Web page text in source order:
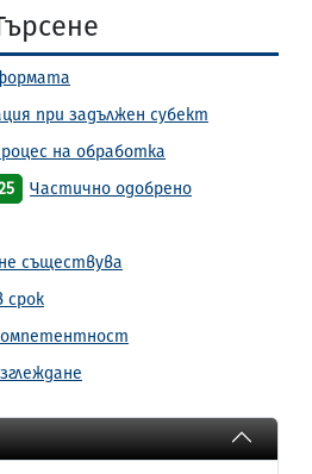
при задължен субект
на обработка
Частично одобрено
съществува
срок